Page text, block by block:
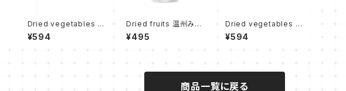
Dried vegetables 紅
芯大根
¥594
Dried fruits 温州みか
ん
¥495
Dried vegetables ケ
ール
¥594
商品一覧に戻る